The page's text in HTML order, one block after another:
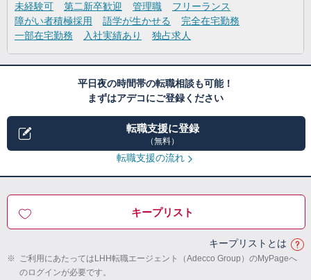
未経験可
第二新卒歓迎 管理職
フリーランス
障がい者積極採用
語学が生かせる
完全在宅勤務
一部在宅勤務
入社実績あり 独占求人
平日夜の時間帯の転職相談も可能！
まずはアデコにご登録ください
転職支援に登録
（無料）
転職支援の流れ
キープリスト
キープリストとは
※ ご利用にあたってはLHH転職エージェント（Adecco Group）のMyPageへ
のログインが必要です。